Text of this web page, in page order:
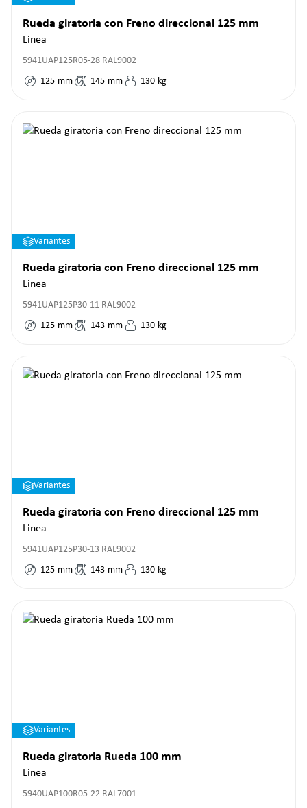
Rueda giratoria con Freno direccional 125 mm
Linea
5941UAP125R05-28 RAL9002
125 mm 145 mm 130 kg
Variantes
Rueda giratoria con Freno direccional 125 mm
Linea
5941UAP125P30-11 RAL9002
125 mm 143 mm 130 kg
Variantes
Rueda giratoria con Freno direccional 125 mm
Linea
5941UAP125P30-13 RAL9002
125 mm 143 mm 130 kg
Variantes
Rueda giratoria Rueda 100 mm
Linea
5940UAP100R05-22 RAL7001